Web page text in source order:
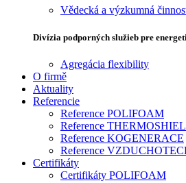
Vědecká a výzkumná
Divízia podporných služieb pre
Agregácia flexibility
O firmě
Aktuality
Referencie
Reference POLIFOAM
Reference
Reference KOGENERACE
Reference
Certifikáty
Certifikáty POLIFOAM